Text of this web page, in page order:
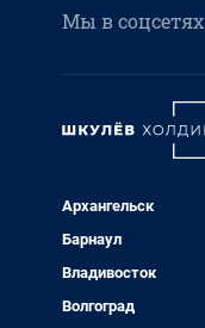
Мы в соцсетях
Архангельск
Барнаул
Владивосток
Волгоград